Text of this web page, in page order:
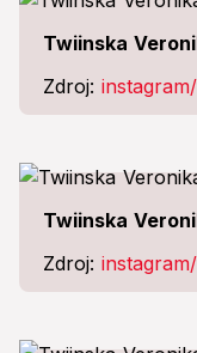
Twiinska
Zdroj:
Twiinska
Zdroj: